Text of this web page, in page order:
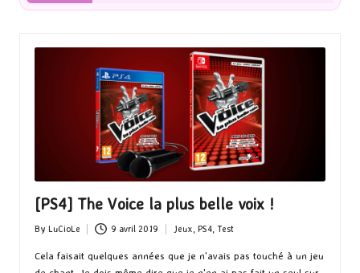
[PS4] The Voice la plus belle voix !
Posted
by
By LuCioLe 9 avril 2019
Posted
in
Jeux, PS4, Test
Cela faisait quelques années que je n'avais pas touché à un jeu